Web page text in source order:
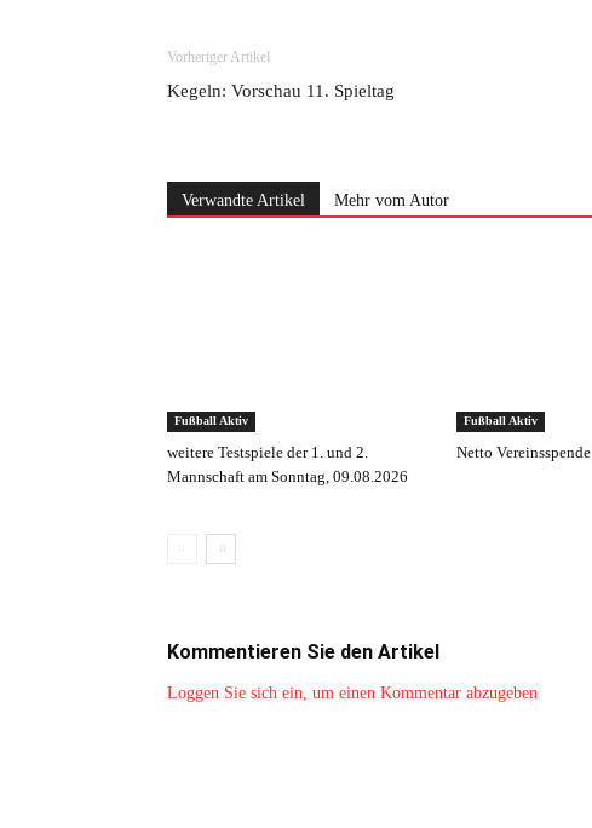
Vorheriger Artikel
Kegeln: Vorschau 11. Spieltag
Verwandte Artikel Mehr vom Autor
Fußball Aktiv
weitere Testspiele der 1. und 2.
Mannschaft am Sonntag, 09.08.2026
Fußball Aktiv
Netto Vereinsspende
Kommentieren Sie den Artikel
Loggen Sie sich ein, um einen Kommentar abzugeben